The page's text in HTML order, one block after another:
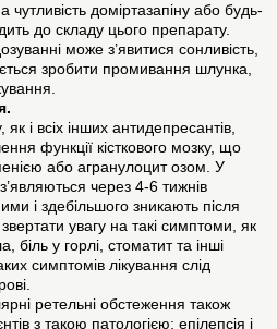
чутливість доміртазапіну або будь-
до складу цього препарату.
може з’явитися сонливість,
зробити промивання шлунка,
як і всіх інших антидепресантів,
функції кісткового мозку, що
або агранулоцит озом. У
через 4-6 тижнів
і здебільшого зникають після
увагу на такі симптоми, як
біль у горлі, стоматит та інші
симптомів лікування слід
ретельні обстеження також
з такою патологією: епілепсія і